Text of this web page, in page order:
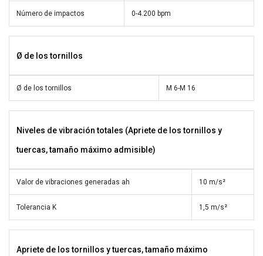
Número de impactos 0-4.200 bpm
Ø de los tornillos
Ø de los tornillos M 6-M 16
Niveles de vibración totales (Apriete de los tornillos y
tuercas, tamaño máximo admisible)
Valor de vibraciones generadas ah 10 m/s²
Tolerancia K 1,5 m/s²
Apriete de los tornillos y tuercas, tamaño máximo